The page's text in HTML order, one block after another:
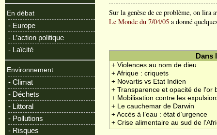
En débat
- Europe
- L’action politique
- Laïcité
Environnement
- Climat
- Déchets
- Littoral
- Pollutions
- Risques
Sur la genèse de ce problème, on lira
Le Monde du 7/04/05 a donné
Dans
+ Violences au nom de dieu
+ Afrique : criquets
+ Novartis vs Etat Indien
+ Transparence et opacité de l’or
+ Mobilisation contre les
+ Le cauchemar de Darwin
+ Accès à l’eau : état d’urgence
+ Crise alimentaire au sud de